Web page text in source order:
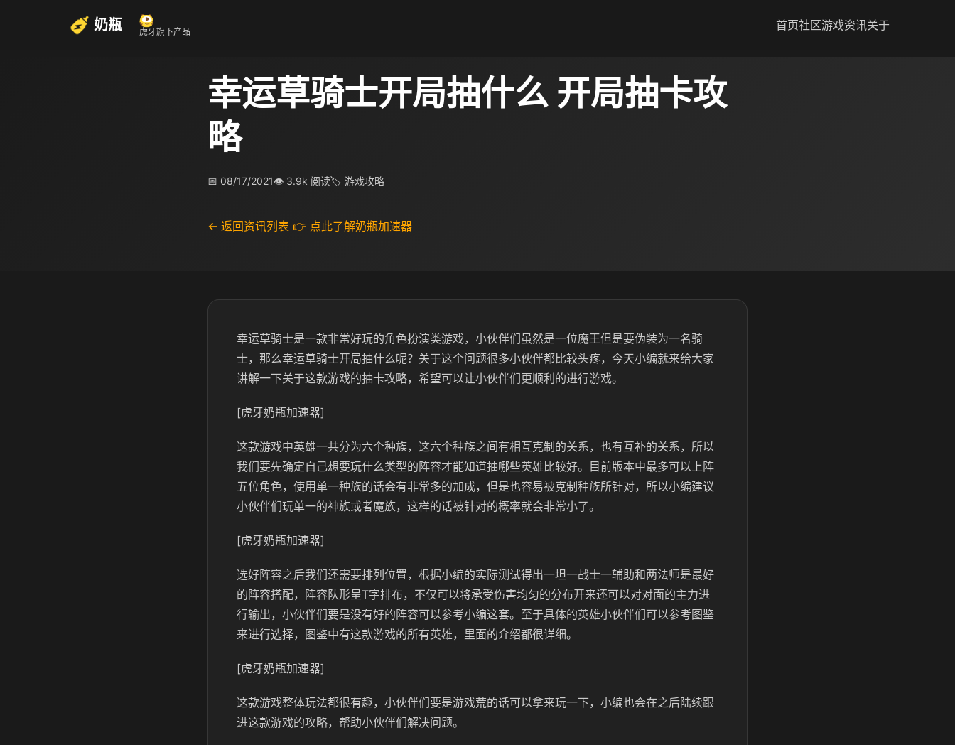
奶瓶 虎牙旗下产品 首页社区游戏资讯关于
幸运草骑士开局抽什么 开局抽卡攻
略
📅 08/17/2021👁 3.9k 阅读🏷 游戏攻略
← 返回资讯列表 👉 点此了解奶瓶加速器
幸运草骑士是一款非常好玩的角色扮演类游戏，小伙伴们虽然是一位魔王但是要伪装为一名骑
士，那么幸运草骑士开局抽什么呢？关于这个问题很多小伙伴都比较头疼，今天小编就来给大家
讲解一下关于这款游戏的抽卡攻略，希望可以让小伙伴们更顺利的进行游戏。
[虎牙奶瓶加速器]
这款游戏中英雄一共分为六个种族，这六个种族之间有相互克制的关系，也有互补的关系，所以
我们要先确定自己想要玩什么类型的阵容才能知道抽哪些英雄比较好。目前版本中最多可以上阵
五位角色，使用单一种族的话会有非常多的加成，但是也容易被克制种族所针对，所以小编建议
小伙伴们玩单一的神族或者魔族，这样的话被针对的概率就会非常小了。
[虎牙奶瓶加速器]
选好阵容之后我们还需要排列位置，根据小编的实际测试得出一坦一战士一辅助和两法师是最好
的阵容搭配，阵容队形呈T字排布，不仅可以将承受伤害均匀的分布开来还可以对对面的主力进
行输出，小伙伴们要是没有好的阵容可以参考小编这套。至于具体的英雄小伙伴们可以参考图鉴
来进行选择，图鉴中有这款游戏的所有英雄，里面的介绍都很详细。
[虎牙奶瓶加速器]
这款游戏整体玩法都很有趣，小伙伴们要是游戏荒的话可以拿来玩一下，小编也会在之后陆续跟
进这款游戏的攻略，帮助小伙伴们解决问题。